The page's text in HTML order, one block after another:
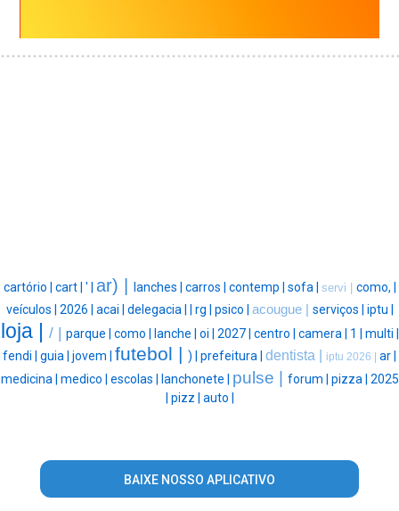
cartório | cart | ' | ar) | lanches | carros | contemp | sofa | servi | como, |
veículos | 2026 | acai | delegacia | rg | psico | acougue | serviços | iptu |
loja | / | parque | como | lanche | oi | 2027 | centro | camera | 1 | multi |
fendi | guia | jovem | futebol | ) | prefeitura | dentista | iptu 2026 | ar |
medicina | medico | escolas | lanchonete | pulse | forum | pizza | 2025
pizz | auto |
BAIXE NOSSO APLICATIVO